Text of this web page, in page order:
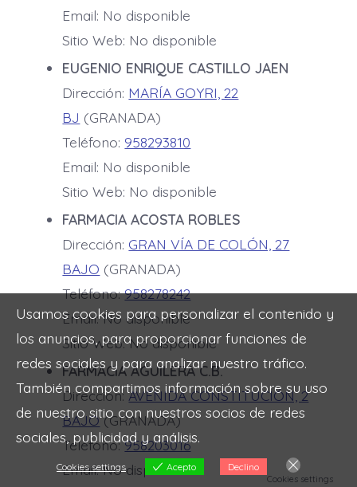
Email: No disponible
Sitio Web: No disponible
EUGENIO ENRIQUE CASTILLO JAEN
Dirección: MARÍA GOYRI, 22
BJ (GRANADA)
Teléfono: 958293810
Email: No disponible
Sitio Web: No disponible
FARMACIA ACOSTA ROBLES
Dirección: GRAN VÍA DE COLÓN, 27
BAJO (GRANADA)
Teléfono:958278242
Email: No disponible
Sitio Web: No disponible
FARMACIA AGUILERA C.B.
Dirección:AVENIDA CONSTITUCIÓN, 2
BAJO(GRANADA)
Teléfono:958203016
Email: No disponible
Usamos cookies para personalizar el contenido y
los anuncios, para proporcionar funciones de
redes sociales y para analizar nuestro tráfico.
También compartimos información sobre su uso
de nuestro sitio con nuestros socios de redes
sociales, publicidad y análisis.
Cookies settings Acepto Declino
Cookies settings